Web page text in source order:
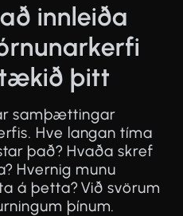
innleiða
þitt
samþættingar
Hve langan tíma
það? Hvaða skref
Hvernig munu
á þetta? Við svörum
þínum.